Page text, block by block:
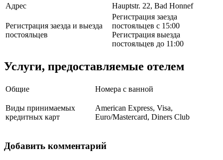
Адрес
Hauptstr. 22, Bad Honnef
Регистрация заезда и выезда
постояльцев
Регистрация заезда
постояльцев с 15:00
Регистрация выезда
постояльцев до 11:00
Услуги, предоставляемые отелем
Общие Номера с ванной
Виды принимаемых
кредитных карт
American Express, Visa,
Euro/Mastercard, Diners Club
Добавить комментарий